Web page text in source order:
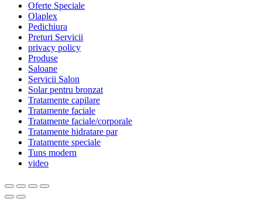
Oferte Speciale
Olaplex
Pedichiura
Preturi Servicii
privacy policy
Produse
Saloane
Servicii Salon
Solar pentru bronzat
Tratamente capilare
Tratamente faciale
Tratamente faciale/corporale
Tratamente hidratare par
Tratamente speciale
Tuns modern
video